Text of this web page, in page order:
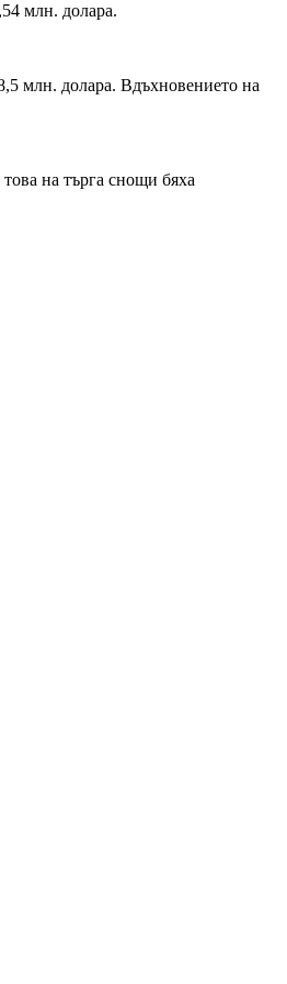
млн. долара.
млн. долара. Вдъхновението на
на търга снощи бяха